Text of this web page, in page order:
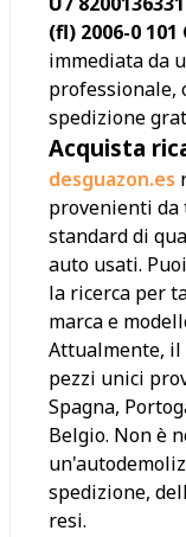
(fl) 2006-0 101
immediata da
professionale,
spedizione
Acquista
desguazon.es
provenienti da
standard di
auto usati.
la ricerca per
marca e
Attualmente,
pezzi unici
Spagna,
Belgio. Non è
spedizione,
resi.